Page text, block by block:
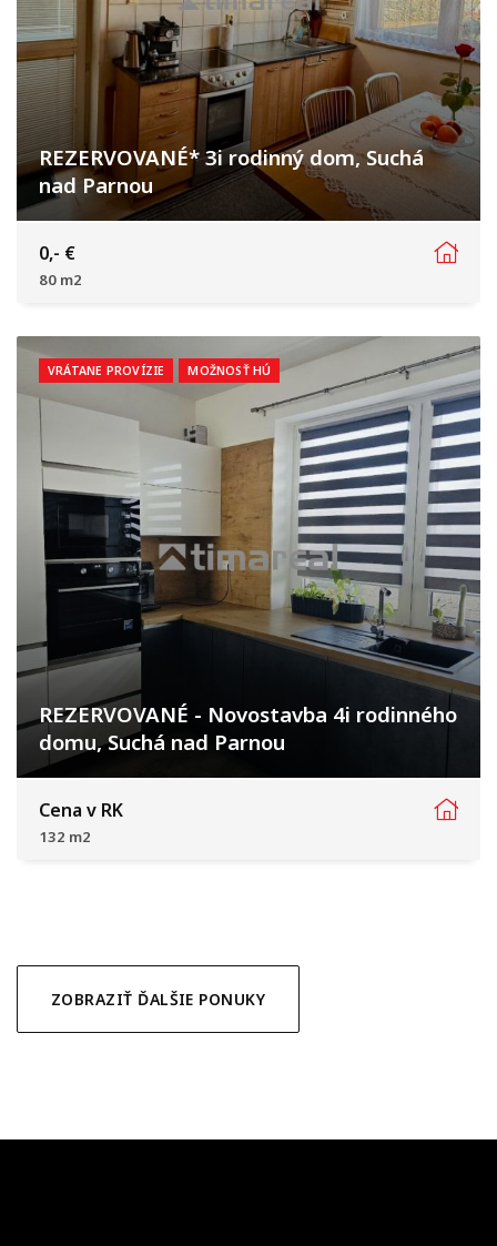
REZERVOVANÉ* 3i rodinný dom, Suchá
nad Parnou
Nové vinohrady, Suchá nad Parnou
0,- €
80 m2
VRÁTANE PROVÍZIE MOŽNOSŤ HÚ
REZERVOVANÉ - Novostavba 4i rodinného
domu, Suchá nad Parnou
Vlčia dolina, Suchá nad Parnou
Cena v RK
132 m2
ZOBRAZIŤ ĎALŠIE PONUKY